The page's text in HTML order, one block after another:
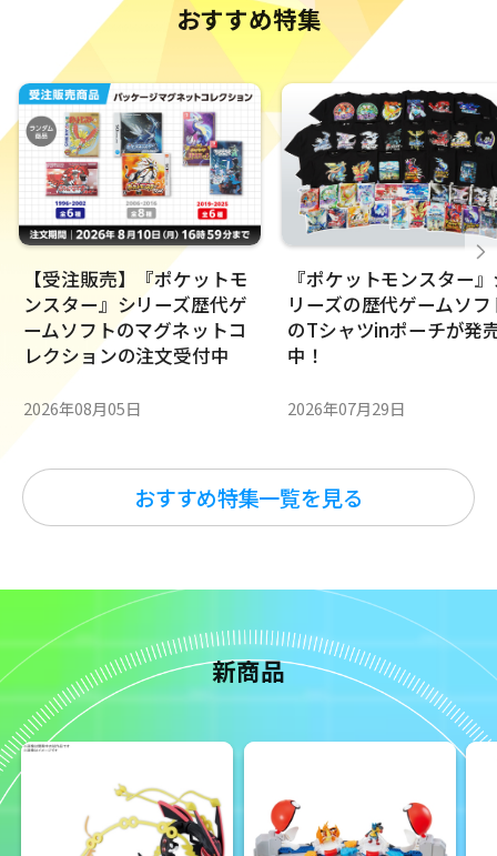
2025年07月03日
「会員アカウント」に対する不正ログインの発生の
ご報告とポケモンセンターオンラインを安全にご利
用いただくためのお願い
2024年09月18日
モバイルバッテリー（発売元：株式会社ポケモン）
の自主回収およびご返金に関する再度のお知らせと
お願い
おすすめ特集
【受注販売】『ポケットモ
ンスター』シリーズ歴代ゲ
ームソフトのマグネットコ
レクションの注文受付中
2026年08月05日
『ポケットモンスター
リーズの歴代ゲームソフ
のTシャツinポーチが発
中！
2026年07月29日
おすすめ特集一覧を見る
新商品